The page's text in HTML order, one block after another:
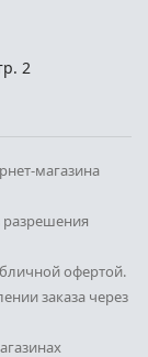
2
магазина
разрешения
офертой.
заказа через